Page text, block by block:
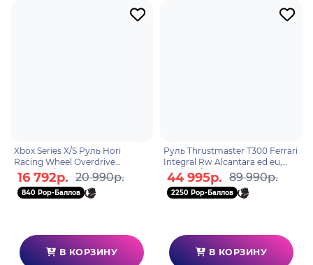
Xbox Series X/S Руль Hori
Racing Wheel Overdrive
XboxOne/Xbox Series X, Xbox
Series S/ПК (AB04-001U)
16 792р. 20 990р.
840 Pop-Баллов
В КОРЗИНУ
Руль Thrustmaster T300 Ferrari
Integral Rw Alcantara ed eu,
PS5/PS4/PC
44 995р. 89 990р.
2250 Pop-Баллов
В КОРЗИНУ